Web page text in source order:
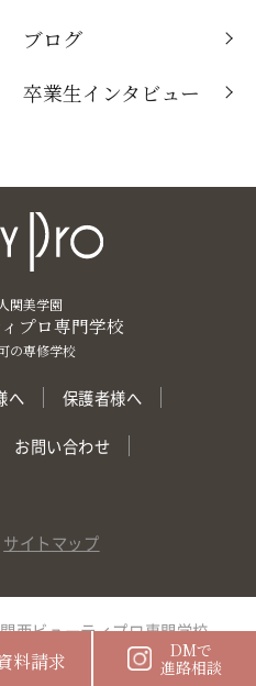
ブログ
卒業生インタビュー
料請求
DMで
進路相談
関美学園
プロ専門学校
の専修学校
へ 保護者様へ
お問い合わせ
サイトマップ
西ビューティプロ専門学校